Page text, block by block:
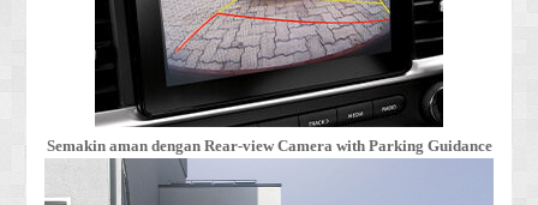
Semakin aman dengan Rear-view Camera with Parking Guidance